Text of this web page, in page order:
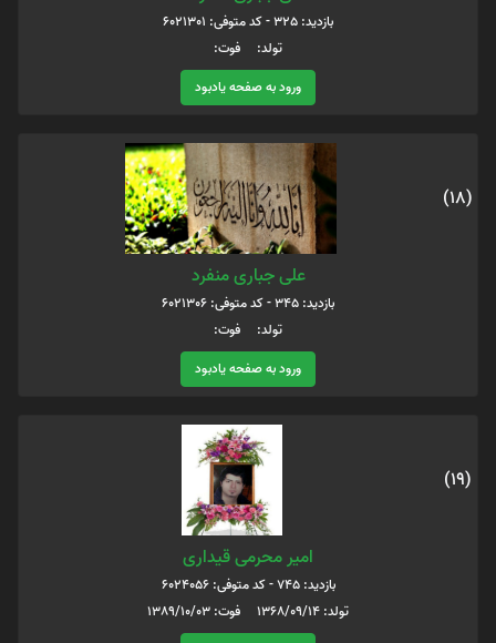
بازدید: 325 - کد متوفی: 6021301
تولد: فوت:
ورود به صفحه یادبود
(18)
علی جباری منفرد
بازدید: 345 - کد متوفی: 6021306
تولد: فوت:
ورود به صفحه یادبود
(19)
امیر محرمی قیداری
بازدید: 745 - کد متوفی: 6024056
تولد: 1368/09/14 فوت: 1389/10/03